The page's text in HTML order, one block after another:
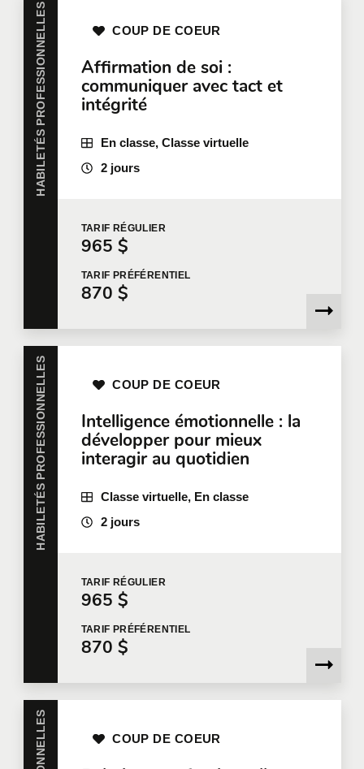
Toutes nos formations peuvent être offertes en
entreprise et personnalisées selon vos besoins.
Pour plus d'information, nous vous invitons à
communiquer avec nous ou à remplir une demande
de soumission en ligne.
Prénom
Nom
TéléphonePoste
Entreprise
Nombre de participants*
HABILETÉS PROFESSIONNELLES Affirmation de soi :
communiquer avec tact et
intégrité
COUP DE COEUR
En classe, Classe virtuelle
2 jours
TARIF RÉGULIER
965 $
TARIF PRÉFÉRENTIEL
870 $
HABILETÉS PROFESSIONNELLES Intelligence émotionnelle : la
développer pour mieux
interagir au quotidien
COUP DE COEUR
Classe virtuelle, En classe
2 jours
TARIF RÉGULIER
965 $
TARIF PRÉFÉRENTIEL
870 $
COUP DE COEUR